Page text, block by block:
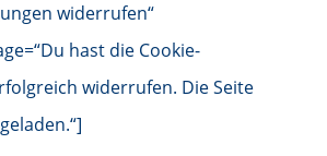
widerrufen“
hast die Cookie-
widerrufen. Die Seite